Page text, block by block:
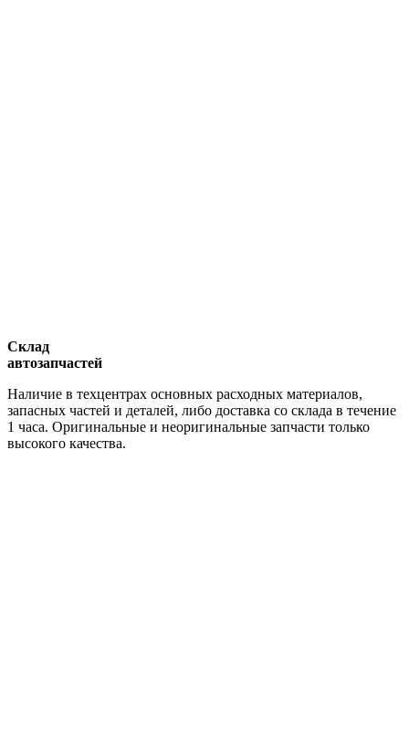
Склад
автозапчастей
Наличие в техцентрах основных расходных материалов,
запасных частей и деталей, либо доставка со склада в течение
1 часа. Оригинальные и неоригинальные запчасти только
высокого качества.